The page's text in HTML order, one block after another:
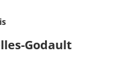
Godault